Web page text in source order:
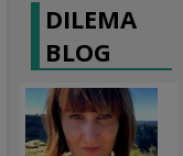
DILEMA
BLOG